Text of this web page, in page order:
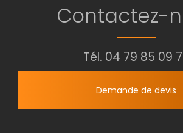
Contactez-
Tél. 04 79 85 09
Demande de devis